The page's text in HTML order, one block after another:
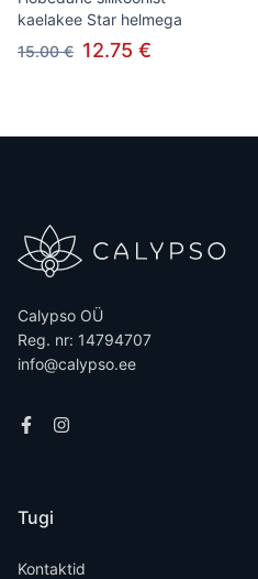
kaelakee Star helmega
15.00 € 12.75 €
Calypso OÜ
Reg. nr: 14794707
info@calypso.ee
Tugi
Kontaktid